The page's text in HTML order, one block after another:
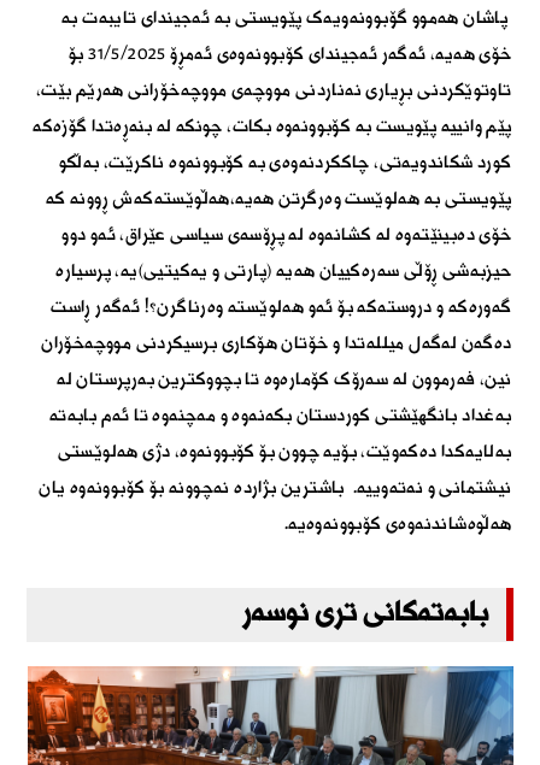
پاشان هەموو گۆبوونەویەک پێویستی بە ئەجیندای تایبەت بە
خۆی هەیە، ئەگەر ئەجیندای کۆبوونەوەی ئەمڕۆ ٣١/٥/٢٠٢٥ بۆ
تاوتوێکردنی بڕیاری نەناردنی مووچەی مووچەخۆرانی هەرێم بێت،
پێم وانییە پێویست بە کۆبوونەوە بکات، چونکە لە بنەڕەتدا گۆزەکە
کورد شکاندویەتی، چاککردنەوەی بە کۆبوونەوە ناکرێت، بەڵکو
پێویستی بە هەلوێست وەرگرتن هەیە،هەڵوێستەکەش ڕوونە کە
خۆی دەبینێتەوە لە کشانەوە لە پڕۆسەی سیاسی عێراق، ئەو دوو
حیزبەشی ڕۆڵی سەرەکییان هەیە (پارتی و یەکیتیی)یە، پرسیارە
گەورەکە و دروستەکە بۆ ئەو هەلوێستە وەرناگرن؟! ئەگەر ڕاست
دەگەن لەگەل میللەتدا و خۆتان هۆکاری برسیکردنی مووچەخۆران
نین، فەرموون لە سەرۆک کۆمارەوە تا بچووکترین بەرپرستان لە
بەغداد بانگھێشتی کوردستان بکەنەوە و مەچنەوە تا ئەم بابەتە
بەلایەکدا دەکەوێت، بۆیە چوون بۆ کۆبوونەوە، دژی هەلوێستی
نیشتمانی و نەتەوییە. باشترین بژاردە نەچوونە بۆ کۆبوونەوە یان
هەڵوەشاندنەوەی کۆبوونەوەیە.
بابەتەکانی تری نوسەر